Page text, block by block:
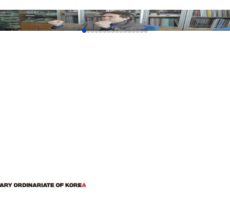
Baek Yun-hak
Nhạc trưởng